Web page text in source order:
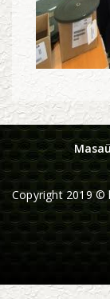
Copyright 2019 ©